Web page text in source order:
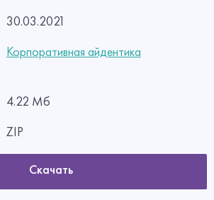
30.03.2021
Корпоративная айдентика
4.22 Мб
ZIP
Скачать